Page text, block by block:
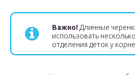
Важно! Длинные
использовать
отделения деток у